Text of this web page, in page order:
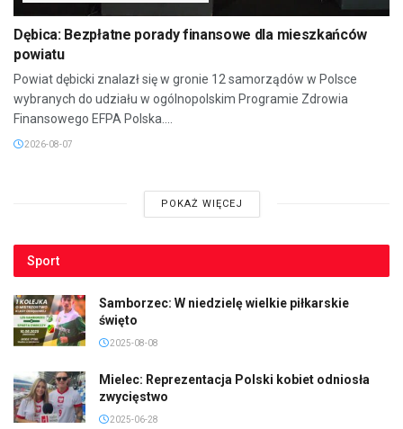
Dębica: Bezpłatne porady finansowe dla mieszkańców
powiatu
Powiat dębicki znalazł się w gronie 12 samorządów w Polsce
wybranych do udziału w ogólnopolskim Programie Zdrowia
Finansowego EFPA Polska....
2026-08-07
POKAŻ WIĘCEJ
Sport
Samborzec: W niedzielę wielkie piłkarskie
święto
2025-08-08
Mielec: Reprezentacja Polski kobiet odniosła
zwycięstwo
2025-06-28